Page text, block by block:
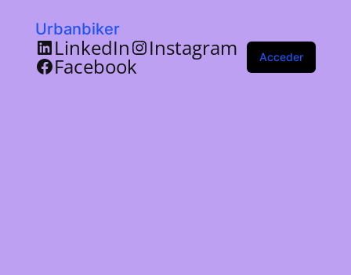
Urbanbiker
LinkedIn Instagram
Facebook Acceder